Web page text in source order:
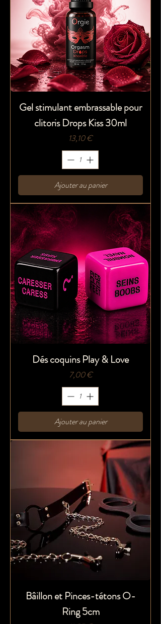
Gel stimulant embrassable pour
clitoris Drops Kiss 30ml
Prix
13,10 €
Ajouter au panier
Dés coquins Play & Love
Prix
7,00 €
Ajouter au panier
Bâillon et Pinces-tétons O-
Ring 5cm